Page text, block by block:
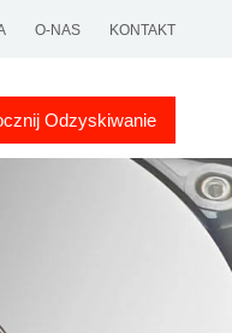
O-NAS KONTAKT
Odzyskiwanie